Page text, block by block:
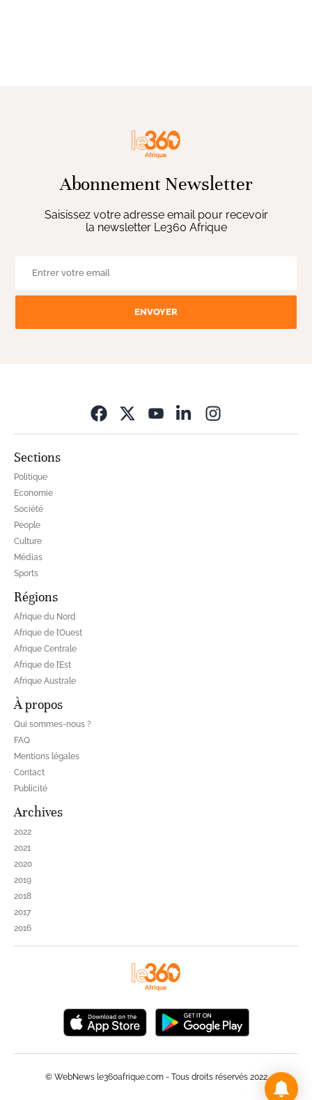
Abonnement Newsletter
Saisissez votre adresse email pour recevoir
la newsletter Le360 Afrique
ENVOYER
Sections
Politique
Economie
Société
People
Culture
Médias
Sports
Régions
Afrique du Nord
Afrique de l’Ouest
Afrique Centrale
Afrique de l’Est
Afrique Australe
À propos
Qui sommes-nous ?
FAQ
Mentions légales
Contact
Publicité
Archives
2022
2021
2020
2019
2018
2017
2016
© WebNews le360afrique.com - Tous droits réservés 2022